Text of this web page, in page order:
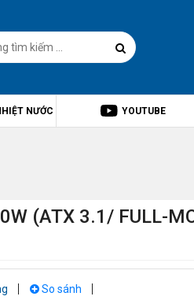
NƯỚC YOUTUBE
(ATX 3.1/ FULL-
So sánh